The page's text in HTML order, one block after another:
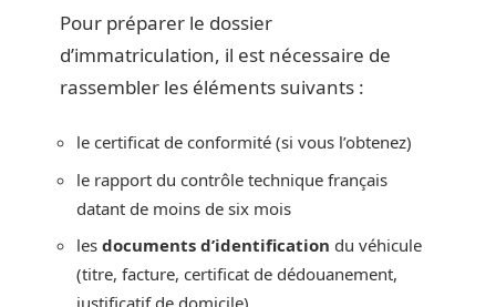
Pour préparer le dossier
d’immatriculation, il est nécessaire de
rassembler les éléments suivants :
le certificat de conformité (si vous l’obtenez)
le rapport du contrôle technique français
datant de moins de six mois
les documents d’identification du véhicule
(titre, facture, certificat de dédouanement,
justificatif de domicile)